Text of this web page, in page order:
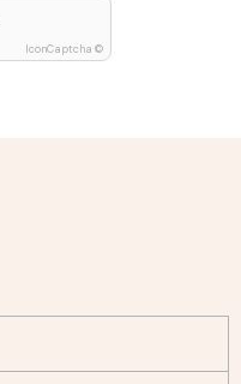
IconCaptcha ©